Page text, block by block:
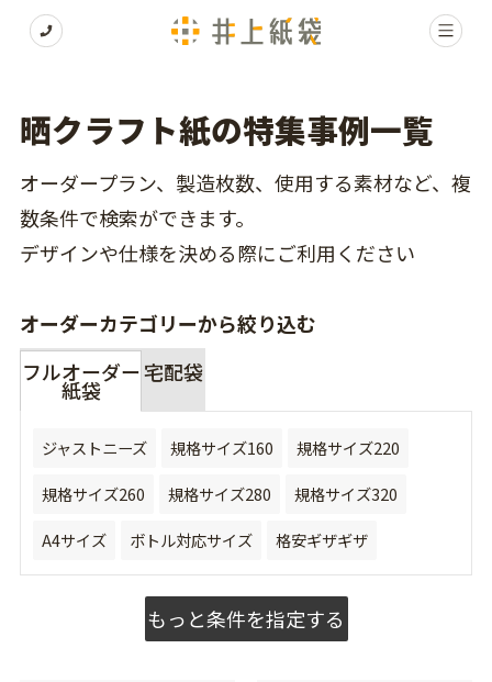
晒クラフト紙の特集事例一覧
オーダープラン、製造枚数、使用する素材など、複
数条件で検索ができます。
デザインや仕様を決める際にご利用ください
オーダーカテゴリーから絞り込む
フルオーダー
紙袋
宅配袋
ジャストニーズ 規格サイズ160
規格サイズ220
規格サイズ260
規格サイズ280
規格サイズ320
A4サイズ
ボトル対応サイズ 格安ギザギザ
もっと条件を指定する